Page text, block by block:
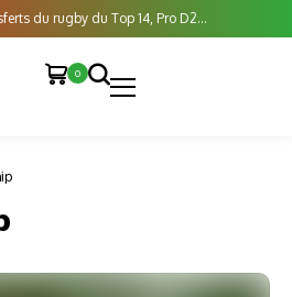
du rugby du Top 14, Pro D2...
0